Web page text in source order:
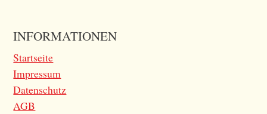
INFORMATIONEN
Startseite
Impressum
Datenschutz
AGB